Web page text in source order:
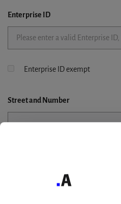
Enterprise ID
Enterprise ID exempt
Streetand Number